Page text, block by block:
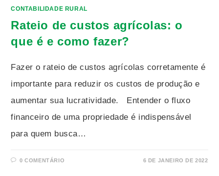
CONTABILIDADE RURAL
Rateio de custos agrícolas: o
que é e como fazer?
Fazer o rateio de custos agrícolas corretamente é
importante para reduzir os custos de produção e
aumentar sua lucratividade. Entender o fluxo
financeiro de uma propriedade é indispensável
para quem busca…
0 COMENTÁRIO 6 DE JANEIRO DE 2022